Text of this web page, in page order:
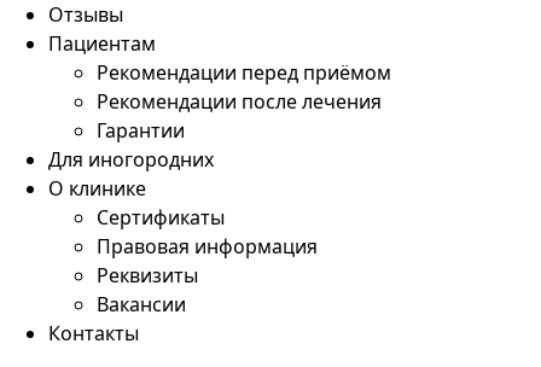
Отзывы
Пациентам
Рекомендации перед приёмом
Рекомендации после лечения
Гарантии
Для иногородних
О клинике
Сертификаты
Правовая информация
Реквизиты
Вакансии
Контакты